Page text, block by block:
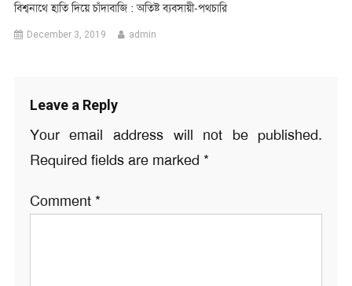
বিশ্বনাথে হাতি দিয়ে চাঁদাবাজি : অতিষ্ট ব্যবসায়ী-পথচারি
December 3, 2019 admin
Leave a Reply
Your email address will not be published.
Required fields are marked *
Comment *